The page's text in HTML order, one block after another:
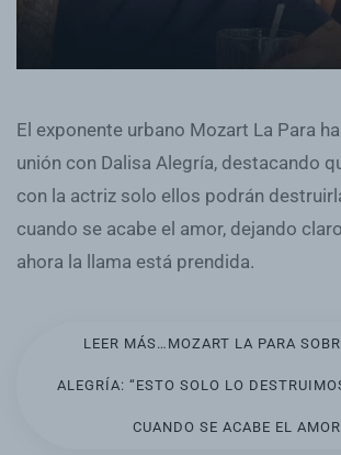
El exponente urbano Mozart La Para
unión con Dalisa Alegría, destacando
con la actriz solo ellos podrán
cuando se acabe el amor, dejando
ahora la llama está prendida.
LEER MÁS…MOZART LA PARA
ALEGRÍA: “ESTO SOLO LO
CUANDO SE ACABE EL